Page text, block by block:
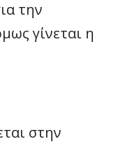
την
γίνεται η
στην